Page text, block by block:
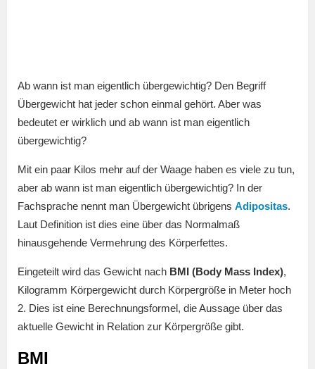
Ab wann ist man eigentlich übergewichtig? Den Begriff
Übergewicht hat jeder schon einmal gehört. Aber was
bedeutet er wirklich und ab wann ist man eigentlich
übergewichtig?
Mit ein paar Kilos mehr auf der Waage haben es viele zu tun,
aber ab wann ist man eigentlich übergewichtig? In der
Fachsprache nennt man Übergewicht übrigens Adipositas.
Laut Definition ist dies eine über das Normalmaß
hinausgehende Vermehrung des Körperfettes.
Eingeteilt wird das Gewicht nach BMI (Body Mass Index),
Kilogramm Körpergewicht durch Körpergröße in Meter hoch
2. Dies ist eine Berechnungsformel, die Aussage über das
aktuelle Gewicht in Relation zur Körpergröße gibt.
BMI